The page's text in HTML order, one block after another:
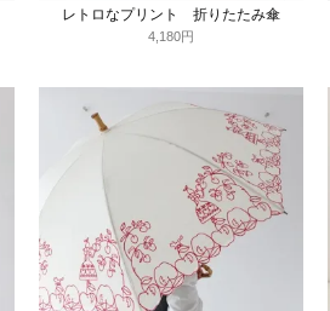
レトロなプリント 折りたたみ傘
4,180円